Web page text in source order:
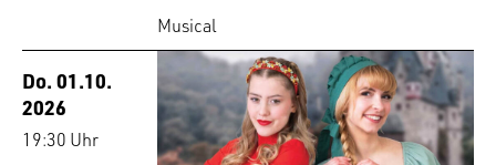
Musical
Do. 01.10.
2026
19:30 Uhr